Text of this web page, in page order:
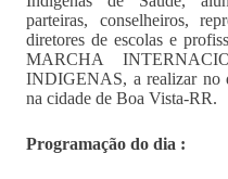
parteiras, conselheiros,
diretores de escolas e
MARCHA
INDIGENAS, a realizar no
na cidade de Boa Vista-RR.
Programação do dia :